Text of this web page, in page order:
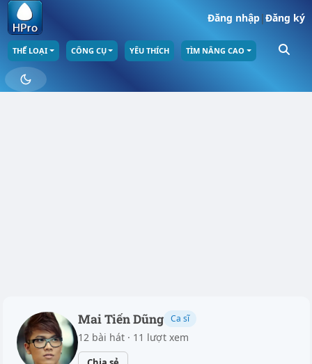
Đăng nhập|Đăng ký
THỂ LOẠI CÔNG CỤ YÊU THÍCH TÌM NÂNG CAO
Mai Tiến Dũng Ca sĩ
12 bài hát · 11 lượt xem